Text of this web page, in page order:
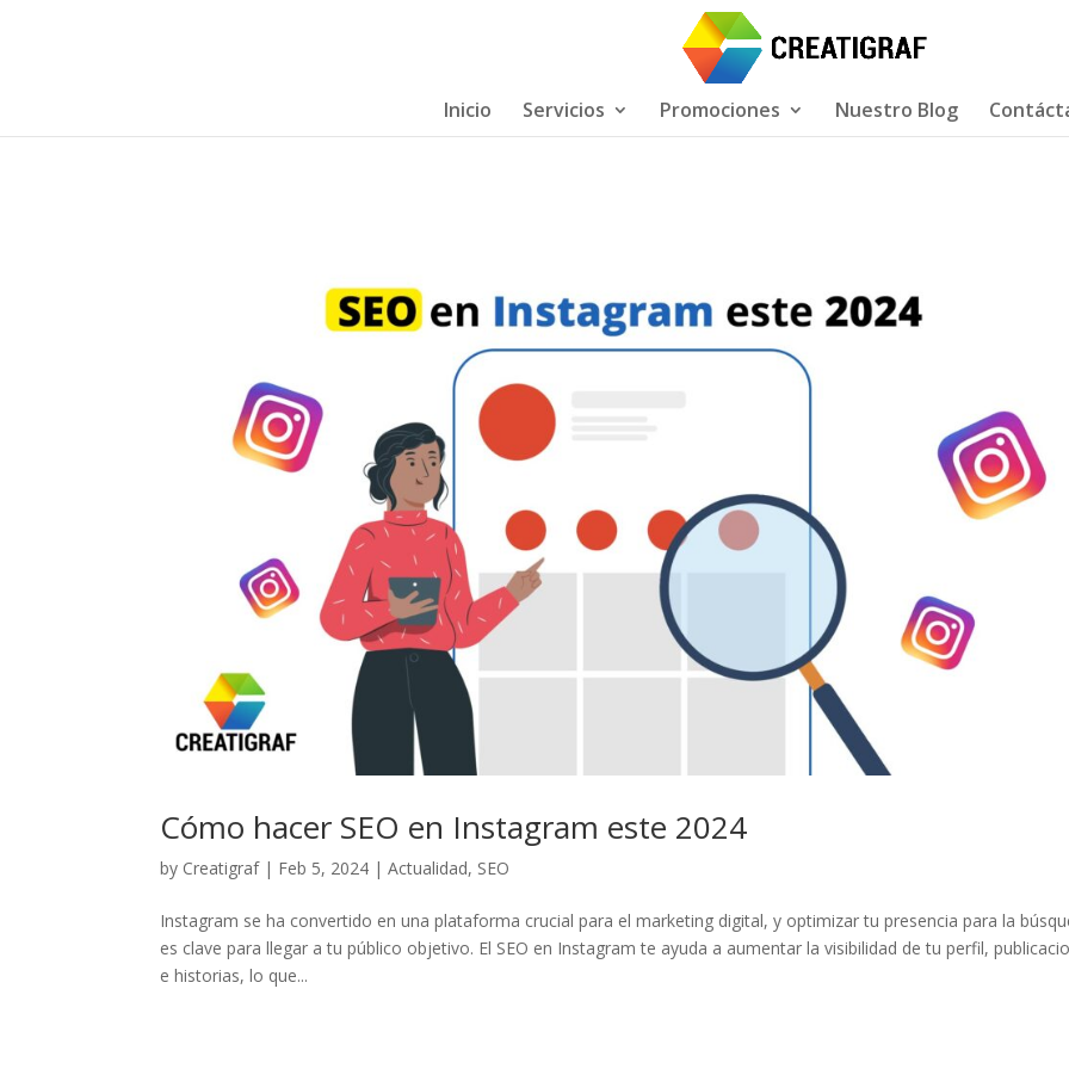
Inicio Servicios Promociones Nuestro Blog
Cómo hacer SEO en Instagram este 2024
by Creatigraf| Feb 5, 2024 |Actualidad, SEO
Instagram se ha convertido en una plataforma crucial para el marketing digital, y optimizar tu presencia para la
es clave para llegar a tu público objetivo. El SEO en Instagram te ayuda a aumentar la visibilidad de tu perfil,
e historias, lo que...